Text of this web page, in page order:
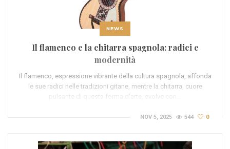
NEWS
Il flamenco e la chitarra spagnola: radici e
modernità
Il flamenco, espressione vibrante della cultura spagnola, affonda
le sue radici nelle tradizioni gitane, mentre la chitarra, cuore
pulsante di questa forma d'arte, evolve con…
NOV 5, 2025 544 0